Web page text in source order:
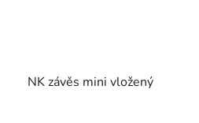
NK závěs mini vložený